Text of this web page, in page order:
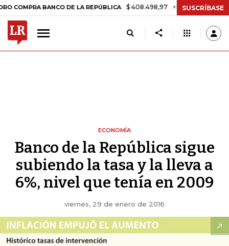
BANCO DE LA REPÚBLICA $ 408.498,97 +$ 8.753,81 +2,19%
SUSCRÍBASE
ECONOMÍA
Banco de la República sigue
subiendo la tasa y la lleva a
6%, nivel que tenía en 2009
viernes, 29 de enero de 2016